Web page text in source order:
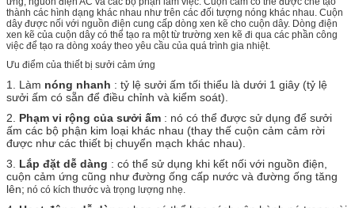
thành các hình dạng khác nhau như trên các đối tượng nóng khác nhau. Cuộn
dây được nối với nguồn điện cung cấp dòng xen kẽ cho cuộn dây. Dòng điện
xen kẽ của cuộn dây có thể tạo ra một từ trường xen kẽ đi qua các phần công
việc để tạo ra dòng xoáy theo yêu cầu của quá trình gia nhiệt.
Ưu điểm của thiết bị sưởi cảm ứng
1. Làm nóng nhanh : tỷ lệ sưởi ấm tối thiểu là dưới 1 giây (tỷ lệ
sưởi ấm có sẵn để điều chỉnh và kiểm soát).
2. Phạm vi rộng của sưởi ấm : nó có thể được sử dụng để sưởi
ấm các bộ phận kim loại khác nhau (thay thế cuộn cảm cảm rời
được như các thiết bị chuyển mạch khác nhau).
3. Lắp đặt dễ dàng : có thể sử dụng khi kết nối với nguồn điện,
cuộn cảm ứng cũng như đường ống cấp nước và đường ống tăng
lên; nó có kích thước và trọng lượng nhẹ.